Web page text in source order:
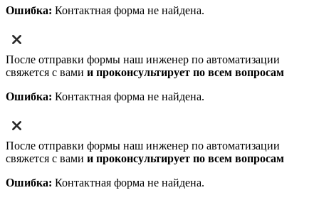
Ошибка: Контактная форма не найдена.
После отправки формы наш инженер по автоматизации
свяжется с вами и проконсультирует по всем вопросам
Ошибка: Контактная форма не найдена.
После отправки формы наш инженер по автоматизации
свяжется с вами и проконсультирует по всем вопросам
Ошибка: Контактная форма не найдена.